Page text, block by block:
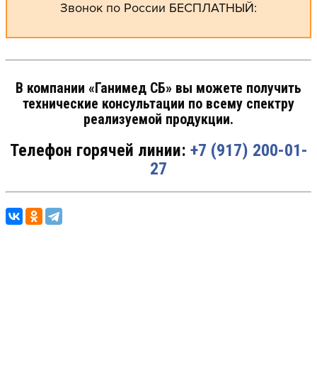
Звонок по России БЕСПЛАТНЫЙ:
В компании «Ганимед СБ» вы можете получить
технические консультации по всему спектру
реализуемой продукции.
Телефон горячей линии: +7 (917) 200-01-
27